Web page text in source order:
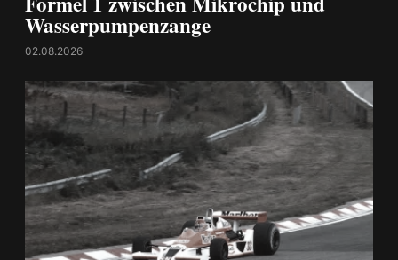
Wasserpumpenzange
02.08.2026